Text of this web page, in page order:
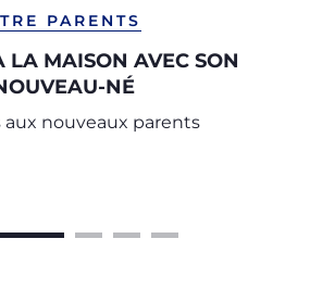
PARENTS
LA MAISON AVEC SON
NÉ
aux nouveaux parents